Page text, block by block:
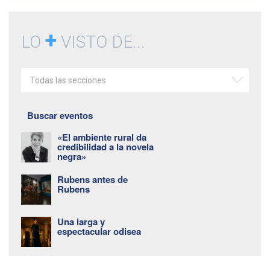
LO + VISTO DE...
Todas las secciones
Buscar eventos
«El ambiente rural da
credibilidad a la novela
negra»
Rubens antes de
Rubens
Una larga y
espectacular odisea